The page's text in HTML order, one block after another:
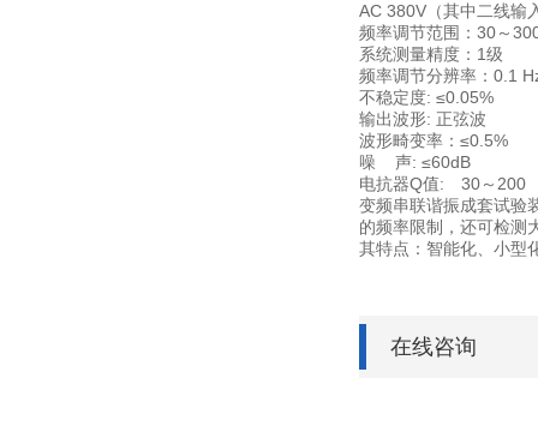
AC 380V（其中二线输
频率调节范围：30～
系统测量精度：1级
频率调节分辨率：0.1
不稳定度: ≤0.05%
输出波形: 正弦波
波形畸变率：≤0.5%
噪 声: ≤60dB
电抗器Q值: 30～200
变频串联谐振成套试验
的频率限制，还可检测
其特点：智能化、小型
在线咨询